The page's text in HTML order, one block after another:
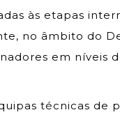
às etapas
no âmbito do
em níveis
técnicas de